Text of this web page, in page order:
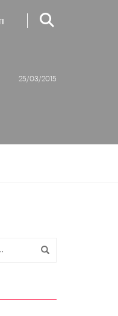
25/03/2015